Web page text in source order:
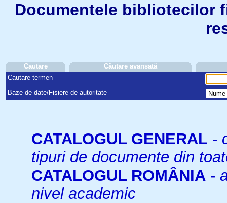
Documentele bibliotecilor
Cautare
Căutare avansată
Cautare termen
Baze de date/Fisiere de autoritate
CATALOGUL GENERAL -
tipuri de documente din
CATALOGUL ROMÂNIA -
nivel academic